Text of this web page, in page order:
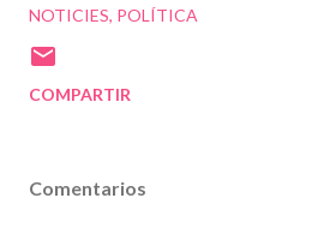
NOTICIES POLÍTICA
COMPARTIR
Comentarios